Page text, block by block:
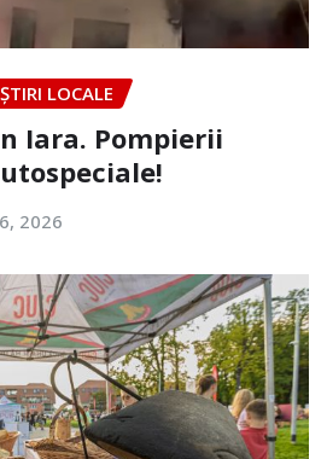
ȘTIRI LOCALE
Iara. Pompierii
2026